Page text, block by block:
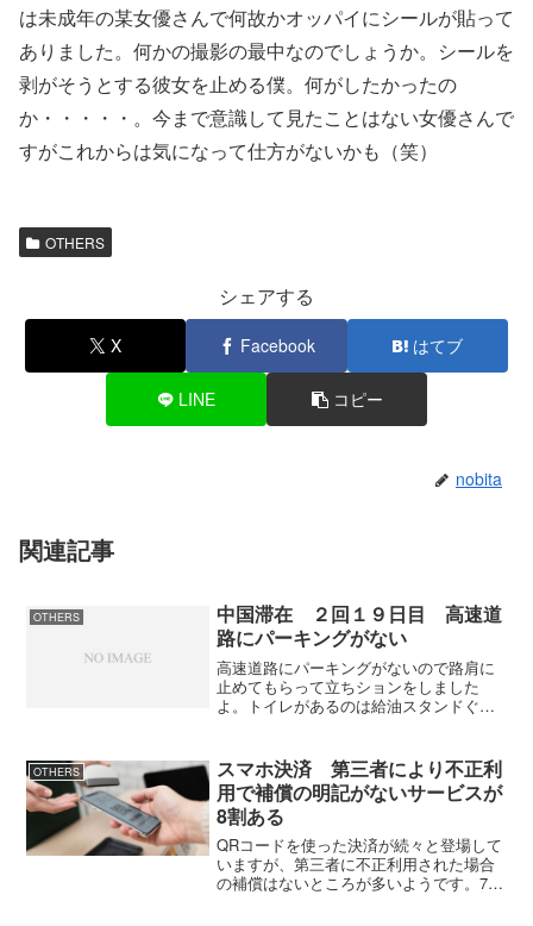
は未成年の某女優さんで何故かオッパイにシールが貼って
ありました。何かの撮影の最中なのでしょうか。シールを
剥がそうとする彼女を止める僕。何がしたかったの
か・・・・・。今まで意識して見たことはない女優さんで
すがこれからは気になって仕方がないかも（笑）
OTHERS
シェアする
X Facebook はてブ
LINE コピー
nobita
関連記事
OTHERS
中国滞在 ２回１９日目 高速道
路にパーキングがない
高速道路にパーキングがないので路肩に
止めてもらって立ちションをしました
よ。トイレがあるのは給油スタンドぐら
す。 今日はモンゴルナンバーの車を見
ました。どのぐらいで広州ま...
OTHERS
スマホ決済 第三者により不正利
用で補償の明記がないサービスが
8割ある
QRコードを使った決済が続々と登場して
いますが、第三者に不正利用された場合
の補償はないところが多いようです。7月